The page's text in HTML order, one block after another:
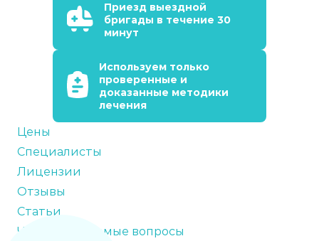
Приезд выездной
бригады в течение 30
минут
Используем только
проверенные и
доказанные методики
лечения
Цены
Специалисты
Лицензии
Отзывы
Статьи
Часто задаваемые вопросы